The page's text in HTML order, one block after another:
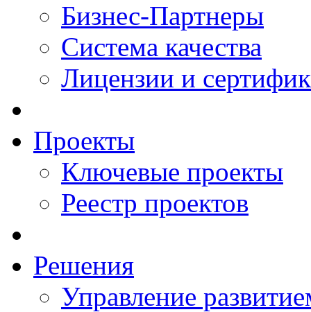
Бизнес-Партнеры
Система качества
Лицензии и
Проекты
Ключевые проекты
Реестр проектов
Решения
Управление